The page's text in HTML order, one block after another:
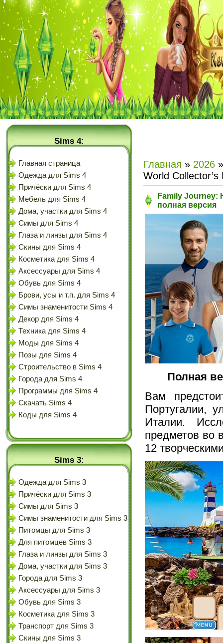
Sims 4:
Главная страница
Одежда для Sims 4
Причёски для Sims 4
Мебель для Sims 4
Дома, участки для Sims 4
Симы для Sims 4
Глаза и линзы для Sims 4
Скины для Sims 4
Косметика для Sims 4
Аксессуары для Sims 4
Обувь для Sims 4
Брови, усы и т.п. для Sims 4
Симы знаменитости Sims 4
Декор для Sims 4
Техника для Sims 4
Моды для Sims 4
Позы для Sims 4
Строительство в Sims 4
Города для Sims 4
Программы для Sims 4
Скачать Sims 4
Коды для Sims 4
Sims 3:
Одежда для Sims 3
Причёски для Sims 3
Симы для Sims 3
Симы знаменитости для Sims 3
Питомцы для Sims 3
Для питомцев Sims 3
Глаза и линзы для Sims 3
Дома, участки для Sims 3
Города для Sims 3
Аксессуары для Sims 3
Обувь для Sims 3
Косметика для Sims 3
Транспорт для Sims 3
Скины для Sims 3
Главная » 2026 »
World
Family Journey:
полная версия
Полная
Вам
Португалии,
Италии.
предметов во
12